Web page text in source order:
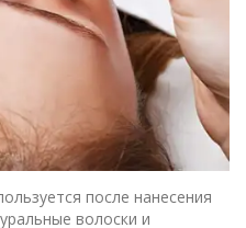
после нанесения
волоски и